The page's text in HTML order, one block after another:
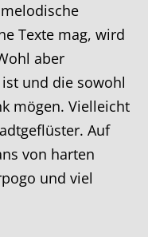
Texte mag, wird
aber
und die sowohl
mögen. Vielleicht
Auf
von harten
und viel